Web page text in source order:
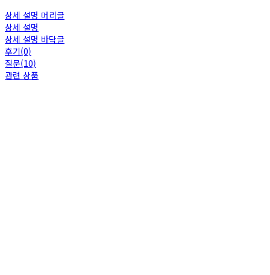
상세 설명 머리글
상세 설명
상세 설명 바닥글
후기(0)
질문(10)
관련 상품